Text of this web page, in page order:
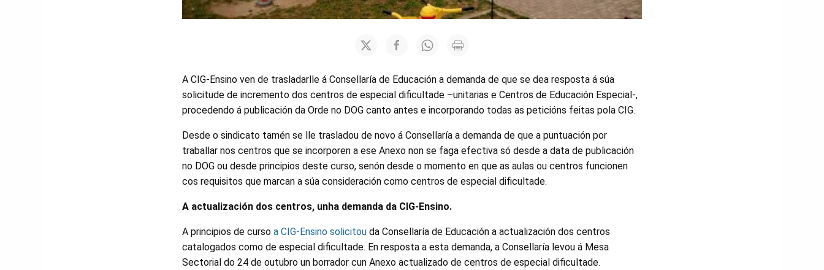
A CIG-Ensino ven de trasladarlle á Consellaría de Educación a demanda de que se dea resposta á súa
solicitude de incremento dos centros de especial dificultade –unitarias e Centros de Educación Especial-,
procedendo á publicación da Orde no DOG canto antes e incorporando todas as peticións feitas pola CIG.
Desde o sindicato tamén se lle trasladou de novo á Consellaría a demanda de que a puntuación por
traballar nos centros que se incorporen a ese Anexo non se faga efectiva só desde a data de publicación
no DOG ou desde principios deste curso, senón desde o momento en que as aulas ou centros funcionen
cos requisitos que marcan a súa consideración como centros de especial dificultade.
A actualización dos centros, unha demanda da CIG-Ensino.
A principios de curso a CIG-Ensino solicitou da Consellaría de Educación a actualización dos centros
catalogados como de especial dificultade. En resposta a esta demanda, a Consellaría levou á Mesa
Sectorial do 24 de outubro un borrador cun Anexo actualizado de centros de especial dificultade.